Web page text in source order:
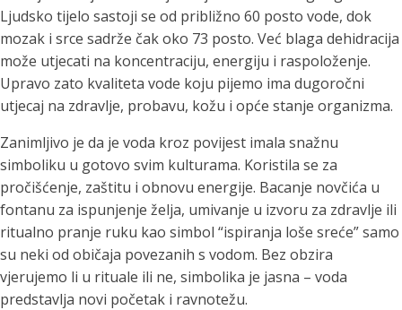
Ljudsko tijelo sastoji se od približno 60 posto vode, dok
mozak i srce sadrže čak oko 73 posto. Već blaga dehidracija
može utjecati na koncentraciju, energiju i raspoloženje.
Upravo zato kvaliteta vode koju pijemo ima dugoročni
utjecaj na zdravlje, probavu, kožu i opće stanje organizma.
Zanimljivo je da je voda kroz povijest imala snažnu
simboliku u gotovo svim kulturama. Koristila se za
pročišćenje, zaštitu i obnovu energije. Bacanje novčića u
fontanu za ispunjenje želja, umivanje u izvoru za zdravlje ili
ritualno pranje ruku kao simbol “ispiranja loše sreće” samo
su neki od običaja povezanih s vodom. Bez obzira
vjerujemo li u rituale ili ne, simbolika je jasna – voda
predstavlja novi početak i ravnotežu.